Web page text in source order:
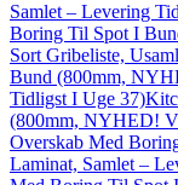
Samlet – Levering
Boring Til Spot I
Sort Gribeliste,
Bund (800mm,
Tidligst I Uge 37)
(800mm, NYHED!
Overskab Med
Laminat, Samlet –